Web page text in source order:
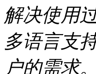
解决使用
多语言支
户的需求。